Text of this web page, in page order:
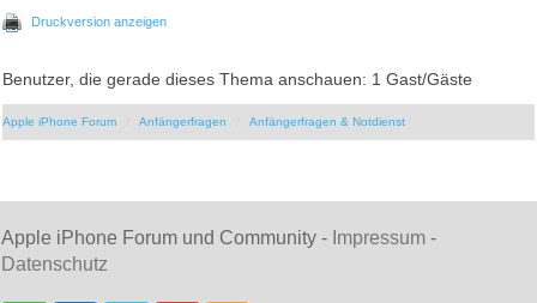
Druckversion anzeigen
Benutzer, die gerade dieses Thema anschauen: 1 Gast/Gäste
Apple iPhone Forum Anfängerfragen Anfängerfragen & Notdienst
Apple iPhone Forum und Community - Impressum -
Datenschutz